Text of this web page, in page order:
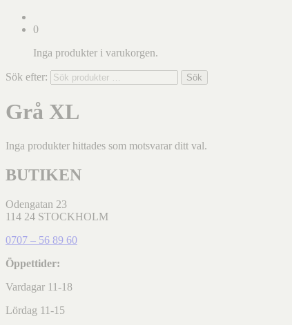
0
Inga produkter i varukorgen.
Sök efter: Sök
Grå XL
Inga produkter hittades som motsvarar ditt val.
BUTIKEN
Odengatan 23
114 24 STOCKHOLM
0707 – 56 89 60
Öppettider:
Vardagar 11-18
Lördag 11-15